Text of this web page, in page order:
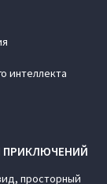
интеллекта
ПРИКЛЮЧЕНИЙ
просторный